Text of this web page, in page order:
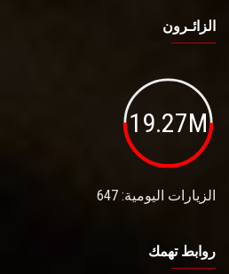
الزائـرون
19.27M
الزيارات اليومية: 647
روابط تهمك